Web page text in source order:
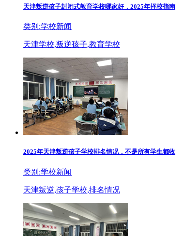
天津叛逆孩子封闭式教育学校哪家好，2025年择校指南
类别:学校新闻
天津学校,叛逆孩子,教育学校
2025年天津叛逆孩子学校排名情况，不是所有学生都收
类别:学校新闻
天津叛逆,孩子学校,排名情况